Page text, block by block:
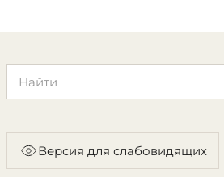
Версия для слабовидящих